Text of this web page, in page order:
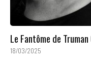
Le Fantôme de
18/03/2025